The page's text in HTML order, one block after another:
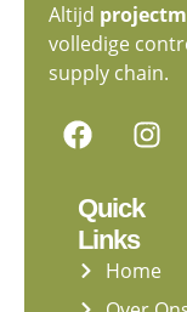
Altijd
volledige
supply chain.
Quick
Links
Home